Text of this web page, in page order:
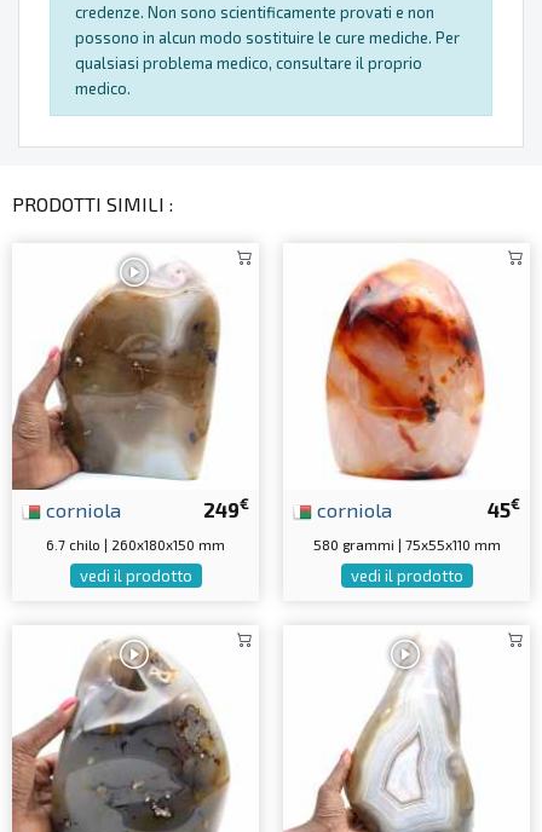
credenze. Non sono scientificamente provati e non
possono in alcun modo sostituire le cure mediche. Per
qualsiasi problema medico, consultare il proprio
medico.
PRODOTTI SIMILI :
249€
corniola
6.7 chilo | 260x180x150 mm
vedi il prodotto
45€
corniola
580 grammi | 75x55x110 mm
vedi il prodotto